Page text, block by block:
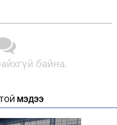
байна.
МЭДЭЭ